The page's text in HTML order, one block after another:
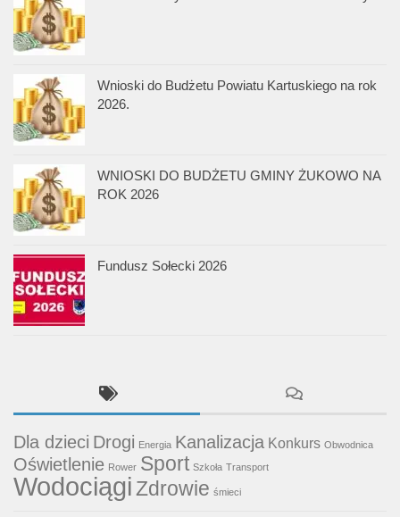
Wnioski do Budżetu Powiatu Kartuskiego na rok
2026.
WNIOSKI DO BUDŻETU GMINY ŻUKOWO NA
ROK 2026
Fundusz Sołecki 2026
Dla dzieci Drogi Energia Kanalizacja Konkurs Obwodnica
Oświetlenie Rower Sport Szkoła Transport
WodociągiZdrowie śmieci